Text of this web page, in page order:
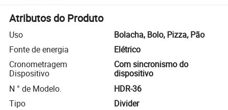
Atributos do Produto
Uso
Bolacha, Bolo, Pizza, Pão
Fonte de energia
Elétrico
Cronometragem
Dispositivo
Com sincronismo do
dispositivo
N ° de Modelo.
HDR-36
Tipo
Divider